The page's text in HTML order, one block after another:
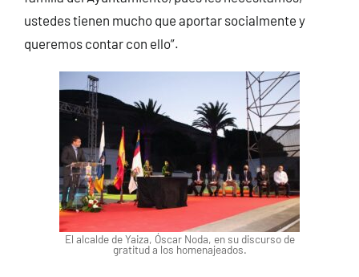
ustedes tienen mucho que aportar socialmente y
queremos contar con ello”.
El alcalde de Yaiza, Óscar Noda, en su discurso de
gratitud a los homenajeados.